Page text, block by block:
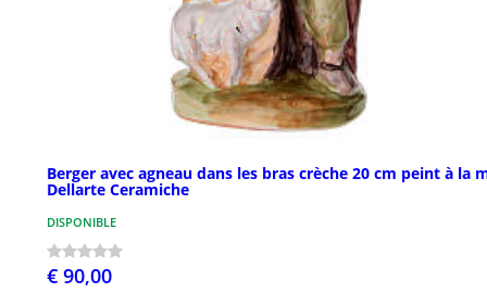
Berger avec agneau dans les bras crèche 20 cm peint à la
Dellarte Ceramiche
DISPONIBLE
€ 90,00